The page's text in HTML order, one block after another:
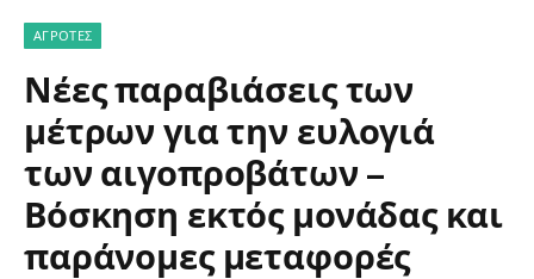
ΑΓΡΟΤΕΣ
Νέες παραβιάσεις των
μέτρων για την ευλογιά
των αιγοπροβάτων –
Βόσκηση εκτός μονάδας και
παράνομες μεταφορές